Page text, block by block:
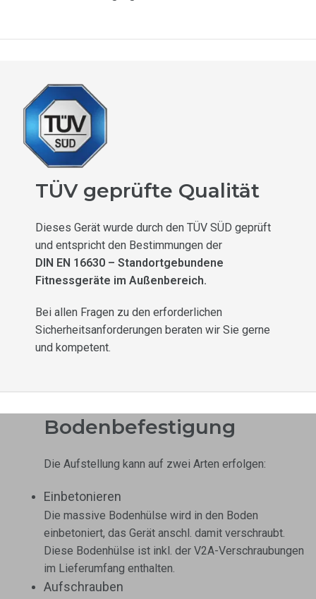
TÜV geprüfte Qualität
Dieses Gerät wurde durch den TÜV SÜD geprüft
und entspricht den Bestimmungen der
DIN EN 16630 – Standortgebundene
Fitnessgeräte im Außenbereich.
Bei allen Fragen zu den erforderlichen
Sicherheitsanforderungen beraten wir Sie gerne
und kompetent.
Bodenbefestigung
Die Aufstellung kann auf zwei Arten erfolgen:
Einbetonieren
Die massive Bodenhülse wird in den Boden
einbetoniert, das Gerät anschl. damit verschraubt.
Diese Bodenhülse ist inkl. der V2A-Verschraubungen
im Lieferumfang enthalten.
Aufschrauben